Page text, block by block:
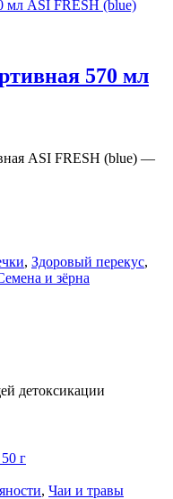
570 мл
ASI FRESH (blue) —
, Здоровый перекус,
и зёрна
детоксикации
, Чаи и травы